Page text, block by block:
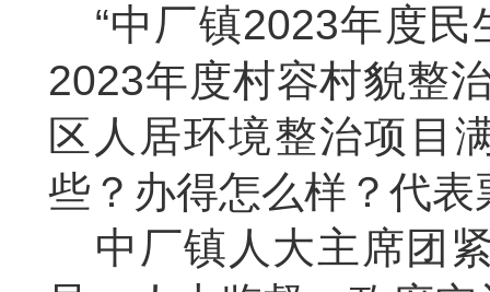
“中厂镇2023年度民
2023年度村容村貌整
区人居环境整治项目
些？办得怎么样？代
中厂镇人大主席团